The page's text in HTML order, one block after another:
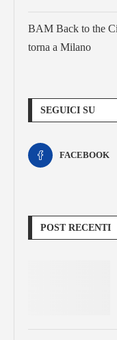
BAM Back to the
torna a Milano
SEGUICI SU
FACEBOOK
POST RECENTI